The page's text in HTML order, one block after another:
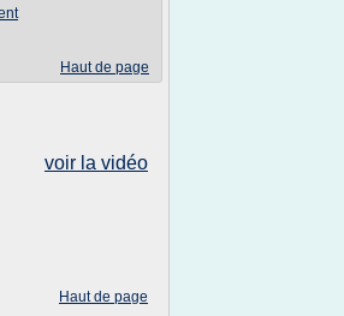
Haut de page
voir la vidéo
Haut de page